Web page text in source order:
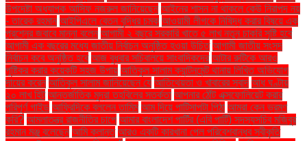
উপদেষ্টা অধ্যাপক আসিফ নজরুল জানিয়েছেন আইনের শাসন না থাকলে কেউ নিরাপদ নয়
- তারেক রহমান আইপিএলে বেতন বৃদ্ধির চমক আওয়ামী লীগকে নিষিদ্ধ করার বিষয়ে এক
প্রশ্নের জবাবে মান্না বলেন আগামী ২ বছরে সরকারি খাতে ৫ লাখ নতুন চাকরি সৃষ্টি হবে
আগামী এক বছরের মধ্যে জাতীয় নির্বাচন অনুষ্ঠিত হওয়া উচিত আগামী জাতীয় সংসদ
নির্বাচন কবে অনুষ্ঠিত হবে আজ বুধবার সচিবালয়ে সাংবাদিকদের আটার রুটিকে আরও
পুষ্টিকর করার কয়েকটি সহজ উপায় আতিকুল সালাম ক্যান্টনমেন্ট থানায় লিখিত অভিযোগ
দায়ের করেন আতিকুল সালাম জানিয়েছেন যে আতিথেয়তা ও খাবারের স্বাদ আধ ঘণ্টায়
২০ লাখ হিট আন্তর্জাতিক মুদ্রা তহবিলের সতর্কতা আপনার ঠোঁট এক্সফোলিয়েট করার
পরিপূর্ণ গাইড আফ্রিদিকে বললেন তামিম আম দিয়ে পাটিসাপটা পিঠা আমরা কেন ভ্রমণ
করি? আমলাতন্ত্র রাজনীতির চাপে আমার বাংলাদেশ পার্টির (এবি পার্টি) সদস্যসচিব মজিবুর
রহমান মঞ্জু বলেছেন আমি ক্লান্ত আরও একটি কারখানা পেল পরিবেশবান্ধব স্বীকৃতি